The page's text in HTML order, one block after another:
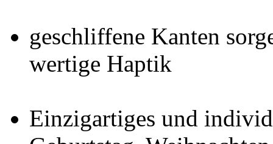
geschliffene Kanten
wertige Haptik
Einzigartiges und